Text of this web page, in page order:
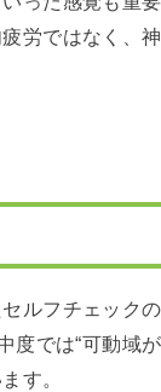
労ではなく、
ルフチェック
度では“可動域
す。